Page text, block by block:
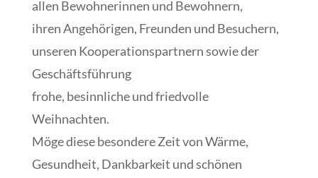
allen Bewohnerinnen und Bewohnern,
ihren Angehörigen, Freunden und Besuchern,
unseren Kooperationspartnern sowie der
Geschäftsführung
frohe, besinnliche und friedvolle
Weihnachten.
Möge diese besondere Zeit von Wärme,
Gesundheit, Dankbarkeit und schönen